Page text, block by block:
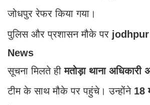
जोधपुर रेफर किया गया।
पुलिस और प्रशासन मौके पर
News
सूचना मिलते हीमतोड़ा थाना अधिकारी
टीम के साथ मौके पर पहुंचे। उन्होंने 18